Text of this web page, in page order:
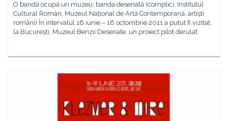
O bandă ocupă un muzeu: banda desenată (complici: Institutul
Cultural Român, Muzeul Național de Artă Contemporană, artiști
români) În intervalul 16 iunie – 16 octombrie 2011 a putut fi vizitat,
la București, Muzeul Benzii Desenate, un proiect pilot derulat